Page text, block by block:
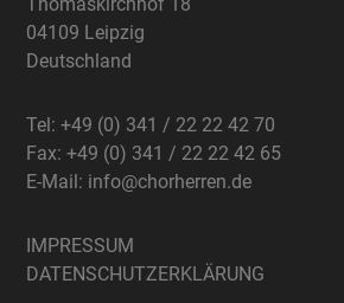
Thomaskirchhof 18
04109 Leipzig
Deutschland
Tel: +49 (0) 341 / 22 22 42 70
Fax: +49 (0) 341 / 22 22 42 65
E-Mail: info@chorherren.de
IMPRESSUM
DATENSCHUTZERKLÄRUNG